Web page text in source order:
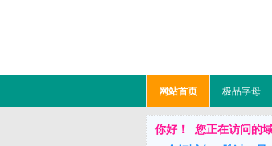
网站首页 极品字母
你好！ 您正在访问的